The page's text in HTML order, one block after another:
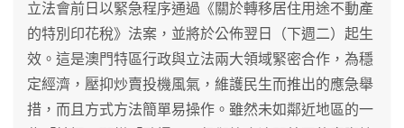
立法會前日以緊急程序通過《關於轉移居住用途不動產
的特別印花稅》法案，並將於公佈翌日（下週二）起生
效。這是澳門特區行政與立法兩大領域緊密合作，為穩
定經濟，壓抑炒賣投機風氣，維護民生而推出的應急舉
措，而且方式方法簡單易操作。雖然未如鄰近地區的一